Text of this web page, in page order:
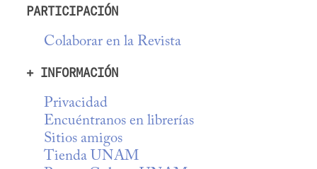
PARTICIPACIÓN
Colaborar en la Revista
+ INFORMACIÓN
Privacidad
Encuéntranos en librerías
Sitios amigos
Tienda UNAM